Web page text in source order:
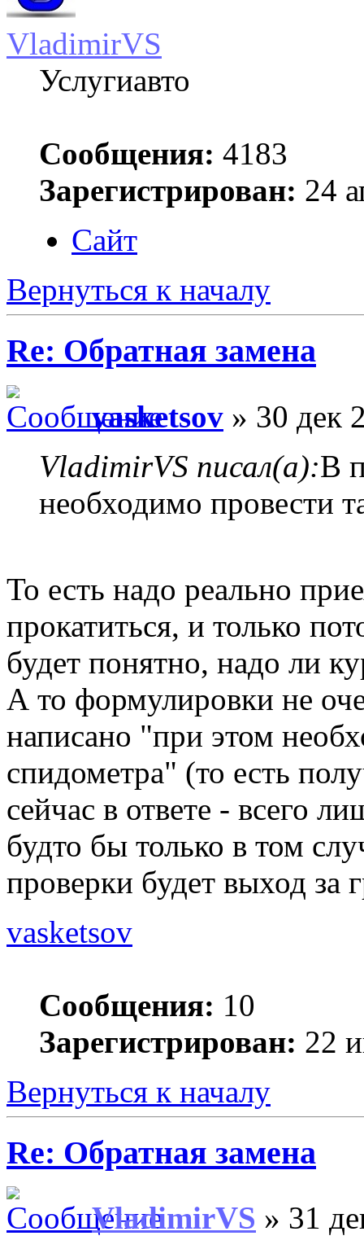
VladimirVS
Услугиавто
Сообщения: 4183
Зарегистрирован: 24
Сайт
Вернуться к началу
Re: Обратная замена
vasketsov » 30 дек
VladimirVS писал(а):В
необходимо провести
То есть надо реально
прокатиться, и только
будет понятно, надо ли
А то формулировки не
написано "при этом
спидометра" (то есть
сейчас в ответе - всего
будто бы только в том
проверки будет выход за
vasketsov
Сообщения: 10
Зарегистрирован: 22
Вернуться к началу
Re: Обратная замена
VladimirVS » 31